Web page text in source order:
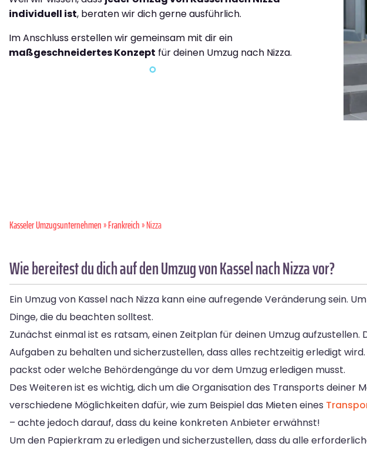
individuell ist, beraten wir dich gerne ausführlich.
Im Anschluss erstellen wir gemeinsam mit dir ein
maßgeschneidertes Konzept für deinen Umzug nach Nizza.
Kasseler Umzugsunternehmen»Frankreich» Nizza
Wie bereitest du dich auf den Umzug von Kassel nach Nizza vor?
Ein Umzug von Kassel nach Nizza kann eine aufregende Veränderung sein.
Dinge, die du beachten solltest.
Zunächst einmal ist es ratsam, einen Zeitplan für deinen Umzug
Aufgaben zu behalten und sicherzustellen, dass alles rechtzeitig erledigt
packst oder welche Behördengänge du vor dem Umzug erledigen musst.
Des Weiteren ist es wichtig, dich um die Organisation des Transports deiner
verschiedene Möglichkeiten dafür, wie zum Beispiel das Mieten eines
– achte jedoch darauf, dass du keine konkreten Anbieter erwähnst!
Um den Papierkram zu erledigen und sicherzustellen, dass du alle